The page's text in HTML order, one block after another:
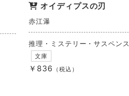
オイディプスの刃
赤江瀑
推理・ミステリー・サスペンス
文庫
￥836 （税込）